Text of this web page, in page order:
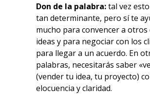
Don de la palabra:tal vez
tan determinante, pero sí te
mucho para convencer a otros
ideas y para negociar con los
para llegar a un acuerdo. En
palabras, necesitarás saber
(vender tu idea, tu proyecto)
elocuencia y claridad.